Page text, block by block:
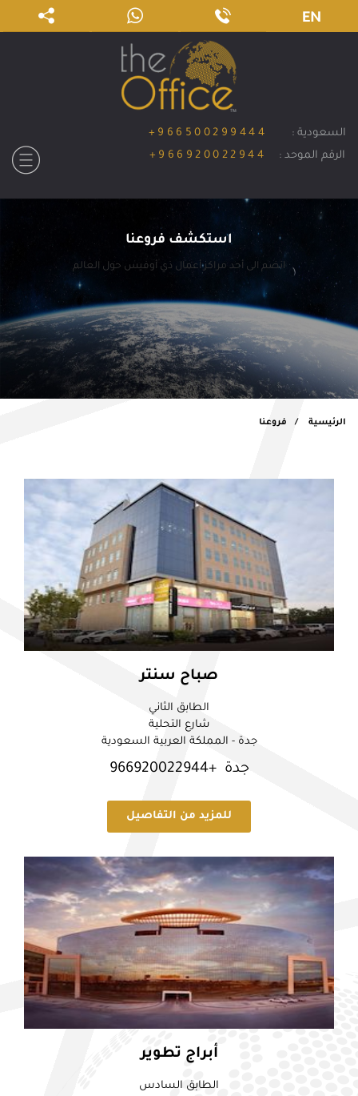
السعودية :
+966500299444
الرقم الموحد :
+966920022944
EN
استكشف فروعنا
انضم الى أحد مراكز أعمال ذي أوفيس حول العالم
الرئيسية فروعنا
صباح سنتر
الطابق الثاني
شارع التحلية
جدة - المملكة العربية السعودية
جدة +966920022944
للمزيد من التفاصيل
أبراج تطوير
الطابق السادس